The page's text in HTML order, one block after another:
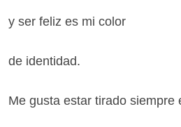
y ser feliz es mi color
de identidad.
Me gusta estar tirado siempre